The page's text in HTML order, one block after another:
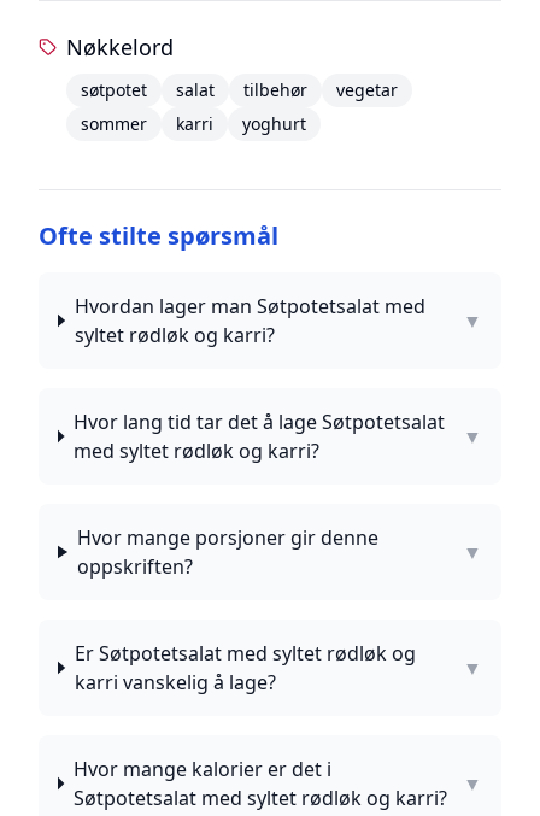
Nøkkelord
søtpotet salat tilbehør
vegetar
sommer
karri yoghurt
Ofte stilte spørsmål
Hvordan lager man Søtpotetsalat med
syltet rødløk og karri?
▼
Hvor lang tid tar det å lage Søtpotetsalat
med syltet rødløk og karri?
▼
Hvor mange porsjoner gir denne
oppskriften?
▼
Er Søtpotetsalat med syltet rødløk og
karri vanskelig å lage?
▼
Hvor mange kalorier er det i
Søtpotetsalat med syltet rødløk og karri?
▼